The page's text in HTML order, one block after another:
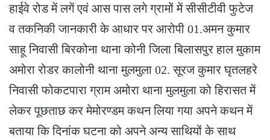
हाईवे रोड में लगें एवं आस पास लगे ग्रामों में सीसीटीवी फुटेज
व तकनिकी जानकारी के आधार पर आरोपी 01.अमन कुमार
साहू निवासी बिरकोना थाना कोनी जिला बिलासपुर हाल मुकाम
अमोरा रोडर कालोनी थाना मुलमुला 02. सूरज कुमार घृतलहरे
निवासी फोकटपारा ग्राम अमोरा थाना मुलमुला को हिरासत में
लेकर पूछताछ कर मेमोरण्डम कथन लिया गया अपने कथन में
बताया कि दिनांक घटना को अपने अन्य साथियों के साथ